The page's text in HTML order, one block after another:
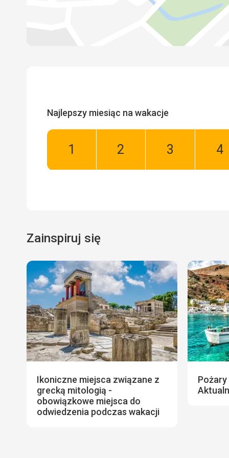
Najlepszy miesiąc na wakacje
Styczeń:
Luty:
Marzec:
Zainspiruj się
Ikoniczne miejsca związane z
grecką mitologią -
obowiązkowe miejsca do
odwiedzenia podczas wakacji
Pożary